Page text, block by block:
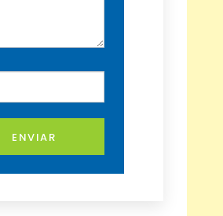
ENVIAR